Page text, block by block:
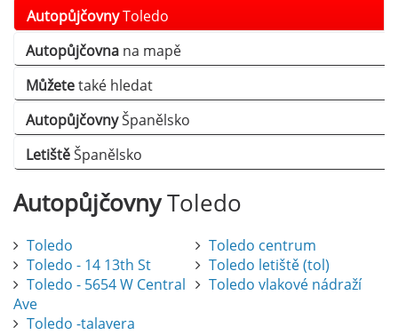
AutopůjčovnyToledo
Autopůjčovna na mapě
Můžetetaké hledat
AutopůjčovnyŠpanělsko
LetištěŠpanělsko
AutopůjčovnyToledo
Toledo
Toledo - 14 13th St
Toledo - 5654 W Central
Ave
Toledo -talavera
Toledo centrum
Toledo letiště (tol)
Toledo vlakové nádraží